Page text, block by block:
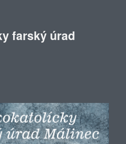
farský úrad